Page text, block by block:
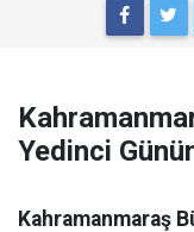
Yedinci
Kahramanmaraş